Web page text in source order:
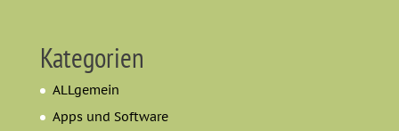
Kategorien
ALLgemein
Apps und Software